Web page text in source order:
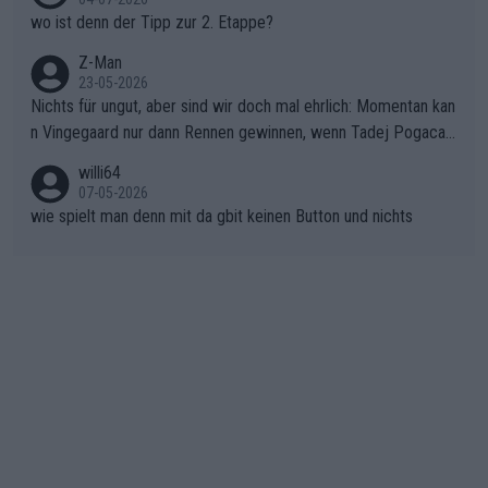
unkt dieser Tour in die Geschichte eingehen. Wenn man bei so
einem harten Aufstieg einmal den Moment verpasst und der K
onkurrentin die "zweite Luft" schenkt, ist der Schaden am Ber
g kaum noch zu reparieren.Vor uns liegt nun das große Finale R
ichtung Nizza. Niewiadoma hat psychologisch Oberwasser, ab
er SD Worx und Vollering müssen jetzt All-In gehen. (gregman
n)
wo ist denn der Tipp zur 2. Etappe?
Z-Man
23-05-2026
Nichts für ungut, aber sind wir doch mal ehrlich: Momentan kan
n Vingegaard nur dann Rennen gewinnen, wenn Tadej Pogacar
willi64
07-05-2026
wie spielt man denn mit da gbit keinen Button und nichts